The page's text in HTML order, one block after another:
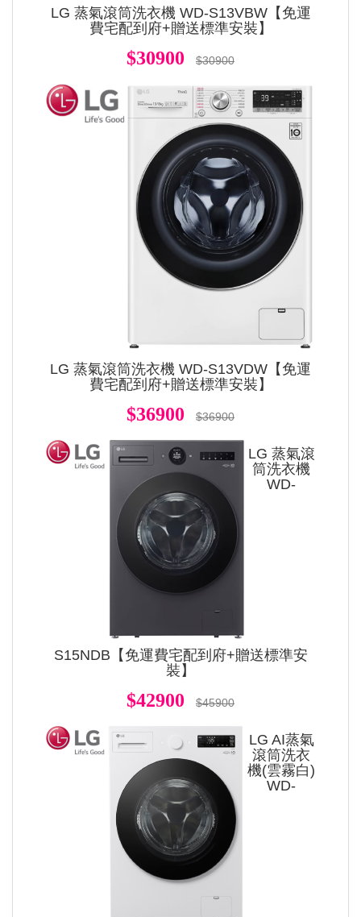
LG 蒸氣滾筒洗衣機 WD-S13VBW【免運
費宅配到府+贈送標準安裝】
$30900 $30900
LG 蒸氣滾筒洗衣機 WD-S13VDW【免運
費宅配到府+贈送標準安裝】
$36900 $36900
LG 蒸氣滾
筒洗衣機
WD-
S15NDB【免運費宅配到府+贈送標準安
裝】
$42900 $45900
LG AI蒸氣
滾筒洗衣
機(雲霧白)
WD-